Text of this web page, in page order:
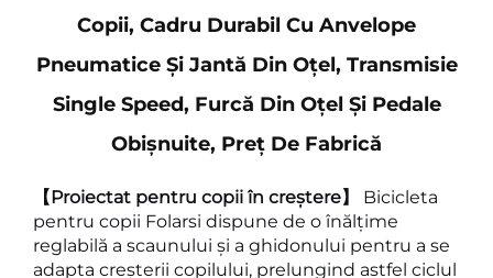
Copii, Cadru Durabil Cu Anvelope
Pneumatice Și Jantă Din Oțel, Transmisie
Single Speed, Furcă Din Oțel Și Pedale
Obișnuite, Preț De Fabrică
【Proiectat pentru copii în creștere】 Bicicleta
pentru copii Folarsi dispune de o înălțime
reglabilă a scaunului și a ghidonului pentru a se
adapta creșterii copilului, prelungind astfel ciclul